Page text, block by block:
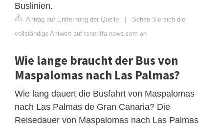
Buslinien.
Antrag auf Entfernung der Quelle | Sehen Sie sich die
vollständige Antwort auf teneriffa-news.com an
Wie lange braucht der Bus von
Maspalomas nach Las Palmas?
Wie lang dauert die Busfahrt von Maspalomas
nach Las Palmas de Gran Canaria? Die
Reisedauer von Maspalomas nach Las Palmas